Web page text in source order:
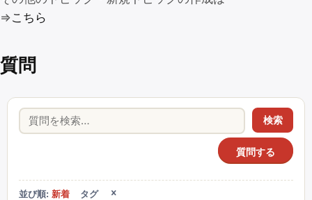
⇒こちら
質問
質問する
検索
並び順: 新着 タグ